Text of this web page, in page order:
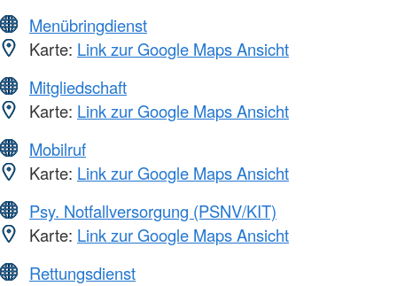
Menübringdienst
Karte: Link zur Google Maps Ansicht
Mitgliedschaft
Karte: Link zur Google Maps Ansicht
Mobilruf
Karte: Link zur Google Maps Ansicht
Psy. Notfallversorgung (PSNV/KIT)
Karte: Link zur Google Maps Ansicht
Rettungsdienst